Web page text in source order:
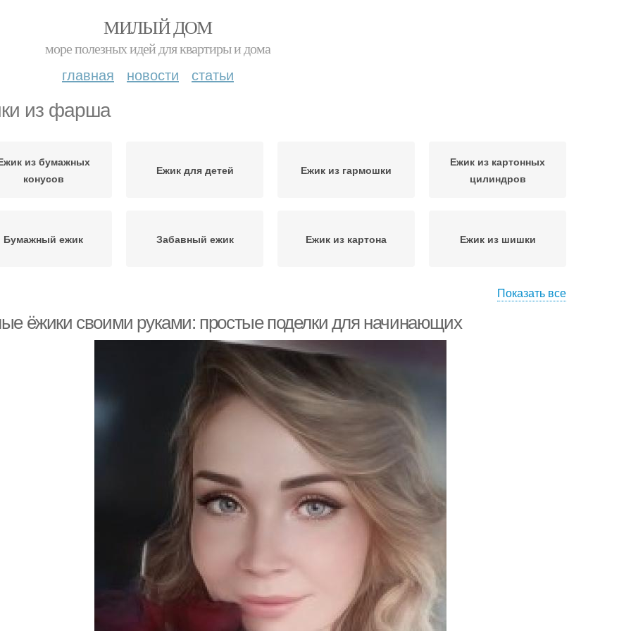
МИЛЫЙ ДОМ
море полезных идей для квартиры и дома
главная новости статьи
из фарша
из бумажных
конусов
Ежик для детей Ежик из гармошки
Ежик из картонных
цилиндров
Бумажный ежик Забавный ежик Ежик из картона Ежик из шишки
Показать все
ёжики своими руками: простые поделки для начинающих